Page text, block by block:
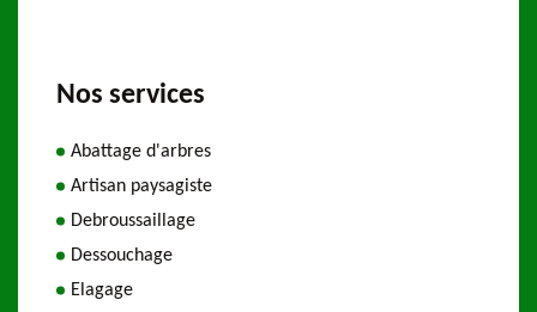
Nos services
Abattage d'arbres
Artisan paysagiste
Debroussaillage
Dessouchage
Elagage